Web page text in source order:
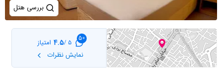
بررسی هتل
50
5 /
4.5 امتیاز
نمایش نظرات